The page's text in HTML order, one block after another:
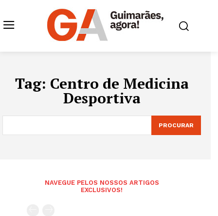
Tag: Centro de Medicina
Desportiva
PROCURAR
NAVEGUE PELOS NOSSOS ARTIGOS
EXCLUSIVOS!